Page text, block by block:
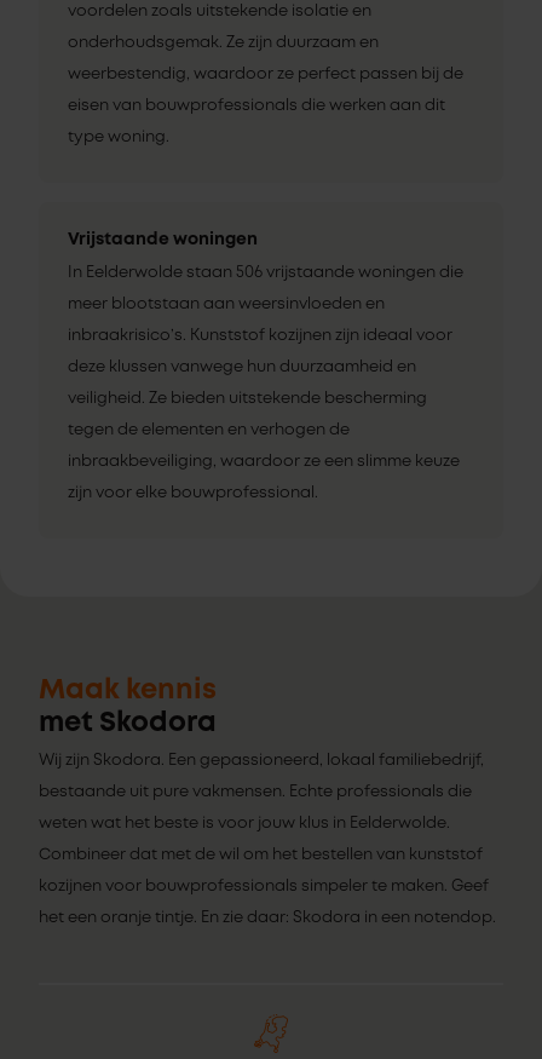
voordelen zoals uitstekende isolatie en
onderhoudsgemak. Ze zijn duurzaam en
weerbestendig, waardoor ze perfect passen bij de
eisen van bouwprofessionals die werken aan dit
type woning.
Vrijstaande woningen
In Eelderwolde staan 506 vrijstaande woningen die
meer blootstaan aan weersinvloeden en
inbraakrisico’s. Kunststof kozijnen zijn ideaal voor
deze klussen vanwege hun duurzaamheid en
veiligheid. Ze bieden uitstekende bescherming
tegen de elementen en verhogen de
inbraakbeveiliging, waardoor ze een slimme keuze
zijn voor elke bouwprofessional.
Maak kennis
met Skodora
Wij zijn Skodora. Een gepassioneerd, lokaal familiebedrijf,
bestaande uit pure vakmensen. Echte professionals die
weten wat het beste is voor jouw klus in Eelderwolde.
Combineer dat met de wil om het bestellen van kunststof
kozijnen voor bouwprofessionals simpeler te maken. Geef
het een oranje tintje. En zie daar: Skodora in een notendop.